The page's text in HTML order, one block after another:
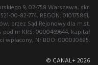
9, 02-758 Warszawa, skr.
00-82-774, REGON: 010175861,
przez Sąd Rejonowy dla m.st.
nr KRS: 0000469644, kapitał
wpłacony, Nr BDO: 000030685.
© CANAL+2026